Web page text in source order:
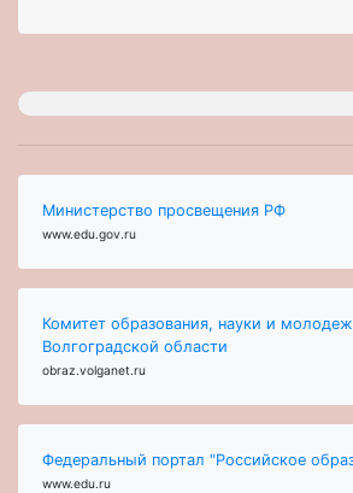
Министерство просвещения РФ
www.edu.gov.ru
Комитет образования, науки и
Волгоградской области
obraz.volganet.ru
Федеральный портал "Российское
www.edu.ru